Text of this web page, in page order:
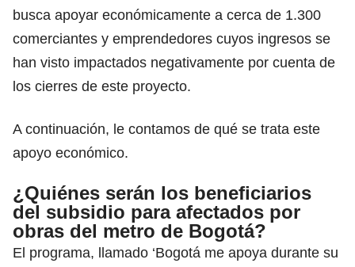
busca apoyar económicamente a cerca de 1.300
comerciantes y emprendedores cuyos ingresos se
han visto impactados negativamente por cuenta de
los cierres de este proyecto.
A continuación, le contamos de qué se trata este
apoyo económico.
¿Quiénes serán los beneficiarios
del subsidio para afectados por
obras del metro de Bogotá?
El programa, llamado ‘Bogotá me apoya durante su